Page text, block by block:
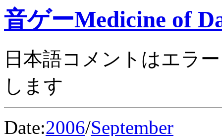
音ゲーMedicine of
日本語コメントはエラ
します
Date:2006/September